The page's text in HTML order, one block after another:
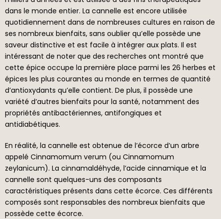
dans le monde entier. La cannelle est encore utilisée
quotidiennement dans de nombreuses cultures en raison de
ses nombreux bienfaits, sans oublier qu’elle possède une
saveur distinctive et est facile à intégrer aux plats. Il est
intéressant de noter que des recherches ont montré que
cette épice occupe la première place parmi les 26 herbes et
épices les plus courantes au monde en termes de quantité
d’antioxydants qu’elle contient. De plus, il possède une
variété d’autres bienfaits pour la santé, notamment des
propriétés antibactériennes, antifongiques et
antidiabétiques.
En réalité, la cannelle est obtenue de l’écorce d’un arbre
appelé Cinnamomum verum (ou Cinnamomum
zeylanicum). La cinnamaldéhyde, l’acide cinnamique et la
cannelle sont quelques-uns des composants
caractéristiques présents dans cette écorce. Ces différents
composés sont responsables des nombreux bienfaits que
possède cette écorce.